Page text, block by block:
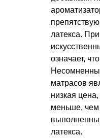
латекса.
означает,
матрасов
низкая
меньше, чем
латекса.